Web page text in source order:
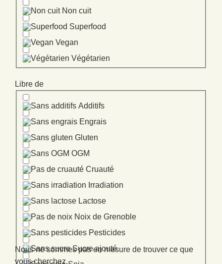
Non cuit
Superfood
Vegan
Végétarien
Libre de
Additifs
Engrais
Gluten
OGM
Cruauté
Irradiation
Lactose
Noix de Grenoble
Pesticides
Sucre ajouté
Nous ne sommes pas en mesure de trouver ce que
vous cherchez.